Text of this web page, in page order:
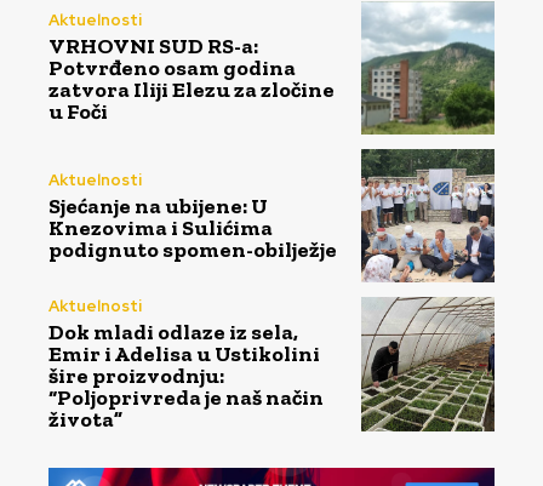
Aktuelnosti
VRHOVNI SUD RS-a:
Potvrđeno osam godina
zatvora Iliji Elezu za zločine
u Foči
Aktuelnosti
Sjećanje na ubijene: U
Knezovima i Sulićima
podignuto spomen-obilježje
Aktuelnosti
Dok mladi odlaze iz sela,
Emir i Adelisa u Ustikolini
šire proizvodnju:
“Poljoprivreda je naš način
života”